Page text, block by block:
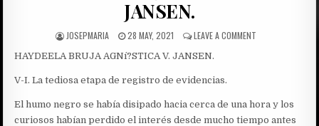
JANSEN.
AUTHOR:
JOSEPMARIA
PUBLISHED
28 MAY, 2021 LEAVE A COMMENT
HAYDEELA BRUJA AGNí?STICA V. JANSEN.
V-I. La tediosa etapa de registro de evidencias.
El humo negro se había disipado hacia cerca de una hora y los
curiosos habían perdido el interés desde mucho tiempo antes